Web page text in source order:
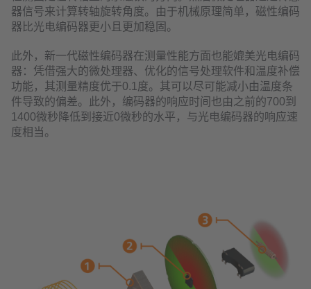
器信号来计算转轴旋转角度。由于机械原理简单，磁性编码
器比光电编码器更小且更加稳固。
此外，新一代磁性编码器在测量性能方面也能媲美光电编码
器：凭借强大的微处理器、优化的信号处理软件和温度补偿
功能，其测量精度优于0.1度。其可以尽可能减小由温度条
件导致的偏差。此外，编码器的响应时间也由之前的700到
1400微秒降低到接近0微秒的水平，与光电编码器的响应速
度相当。